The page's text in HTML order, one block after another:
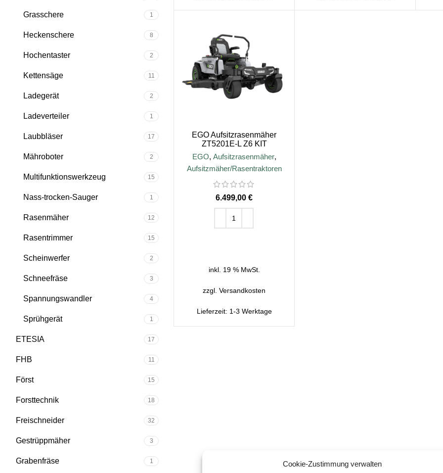
Cookie-Zustimmung verwalten
Grasschere 1
Heckenschere 8
Hochentaster 2
Kettensäge 11
Ladegerät 2
Ladeverteiler 1
Laubbläser 17
Mähroboter 2
Multifunktionswerkzeug 15
Nass-trocken-Sauger 1
Rasenmäher 12
Rasentrimmer 15
Scheinwerfer 2
Schneefräse 3
Spannungswandler 4
Sprühgerät 1
ETESIA 17
FHB 11
Först 15
Forsttechnik 18
Freischneider 32
Gestrüppmäher 3
Grabenfräse 1
EGO Aufsitzrasenmäher
ZT5201E-L Z6 KIT
EGO, Aufsitzrasenmäher,
Aufsitzmäher/Rasentraktoren
€
inkl. 19 % MwSt.
zzgl.Versandkosten
Lieferzeit: 1-3 Werktage